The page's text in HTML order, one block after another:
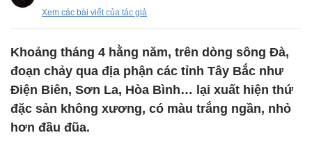
Xem các bài viết của tác giả
Khoảng tháng 4 hằng năm, trên dòng sông Đà,
đoạn chảy qua địa phận các tỉnh Tây Bắc như
Điện Biên, Sơn La, Hòa Bình… lại xuất hiện thứ
đặc sản không xương, có màu trắng ngần, nhỏ
hơn đầu đũa.